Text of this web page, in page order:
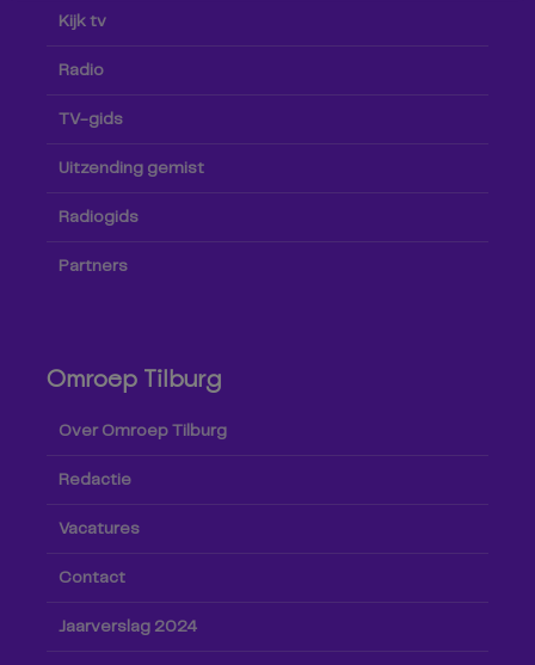
Kijk tv
Radio
TV-gids
Uitzending gemist
Radiogids
Partners
Omroep Tilburg
Over Omroep Tilburg
Redactie
Vacatures
Contact
Jaarverslag 2024